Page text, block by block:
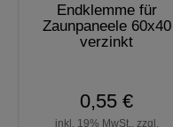
Endklemme für
Zaunpaneele 60x40
verzinkt
0,55 €
inkl. 19% MwSt., zzgl.